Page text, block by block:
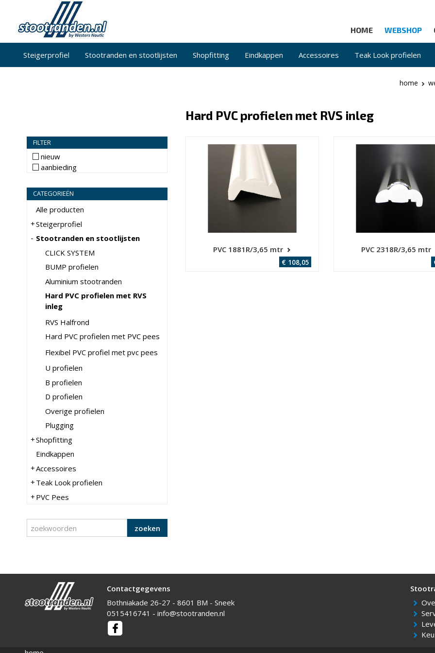
HOME WEBSHOP
Steigerprofiel Stootranden en stootlijsten Shopfitting Eindkappen Accessoires Teak Look profielen
home
Hard PVC profielen met RVS inleg
FILTER
nieuw
aanbieding
CATEGORIEËN
Alle producten
Steigerprofiel
Stootranden en stootlijsten
CLICK SYSTEM
BUMP profielen
Aluminium stootranden
Hard PVC profielen met RVS
inleg
RVS Halfrond
Hard PVC profielen met PVC pees
Flexibel PVC profiel met pvc pees
U profielen
B profielen
D profielen
Overige profielen
Plugging
Shopfitting
Eindkappen
Accessoires
Teak Look profielen
PVC Pees
zoeken
€ 108,05
PVC 1881R/3,65 mtr PVC 2318R/3,65 mtr
Contactgegevens
Bothniakade 26-27 - 8601 BM - Sneek
0515416741 - info@stootranden.nl